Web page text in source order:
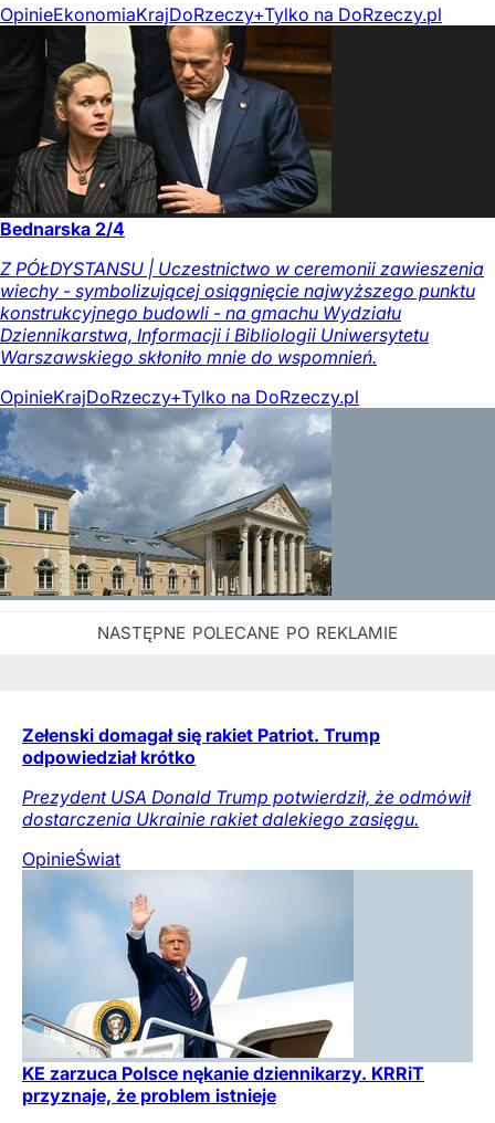
OpinieEkonomiaKrajDoRzeczy+Tylko na DoRzeczy.pl
Bednarska 2/4
Z PÓŁDYSTANSU | Uczestnictwo w ceremonii zawieszenia
wiechy - symbolizującej osiągnięcie najwyższego punktu
konstrukcyjnego budowli - na gmachu Wydziału
Dziennikarstwa, Informacji i Bibliologii Uniwersytetu
Warszawskiego skłoniło mnie do wspomnień.
OpinieKrajDoRzeczy+Tylko na DoRzeczy.pl
Zełenski domagał się rakiet Patriot. Trump
odpowiedział krótko
Prezydent USA Donald Trump potwierdził, że odmówił
dostarczenia Ukrainie rakiet dalekiego zasięgu.
OpinieŚwiat
KE zarzuca Polsce nękanie dziennikarzy. KRRiT
przyznaje, że problem istnieje